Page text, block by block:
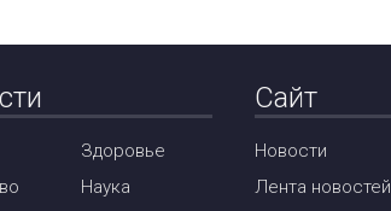
Здоровье
Наука
Сайт
Новости
Лента новостей